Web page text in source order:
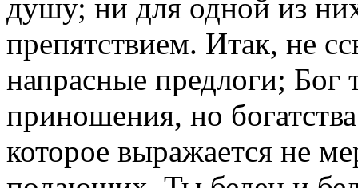
душу; ни для одной из
препятствием. Итак, не
напрасные предлоги; Бог
приношения, но
которое выражается не